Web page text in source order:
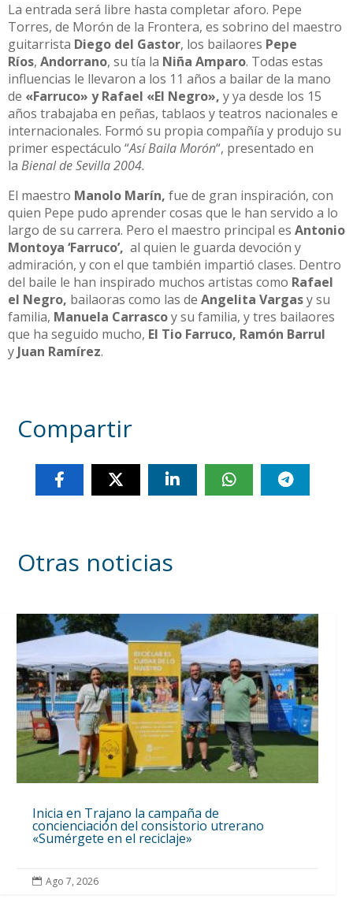
La entrada será libre hasta completar aforo. Pepe
Torres, de Morón de la Frontera, es sobrino del maestro
guitarrista Diego del Gastor, los bailaores Pepe
Ríos, Andorrano, su tía la Niña Amparo. Todas estas
influencias le llevaron a los 11 años a bailar de la mano
de «Farruco» y Rafael «El Negro», y ya desde los 15
años trabajaba en peñas, tablaos y teatros nacionales e
internacionales. Formó su propia compañía y produjo su
primer espectáculo “Así Baila Morón“, presentado en
la Bienal de Sevilla 2004.
El maestro Manolo Marín, fue de gran inspiración, con
quien Pepe pudo aprender cosas que le han servido a lo
largo de su carrera. Pero el maestro principal es Antonio
Montoya ‘Farruco’, al quien le guarda devoción y
admiración, y con el que también impartió clases. Dentro
del baile le han inspirado muchos artistas como Rafael
el Negro, bailaoras como las de Angelita Vargasy su
familia, Manuela Carrascoy su familia, y tres bailaores
que ha seguido mucho, El Tio Farruco, Ramón Barrul
y Juan Ramírez.
Compartir
Otras noticias
Inicia en Trajano la campaña de
concienciación del consistorio utrerano
«Sumérgete en el reciclaje»
 Ago 7, 2026